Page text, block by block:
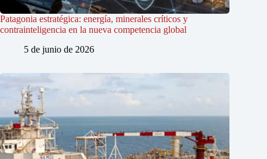
Patagonia estratégica: energía, minerales críticos y
contrainteligencia en la nueva competencia global
5 de junio de 2026